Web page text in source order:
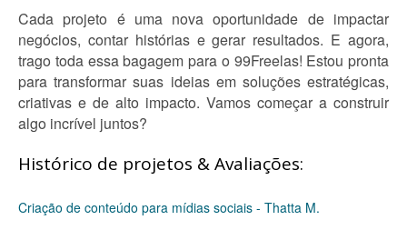
Cada projeto é uma nova oportunidade de impactar
negócios, contar histórias e gerar resultados. E agora,
trago toda essa bagagem para o 99Freelas! Estou pronta
para transformar suas ideias em soluções estratégicas,
criativas e de alto impacto. Vamos começar a construir
algo incrível juntos?
Histórico de projetos & Avaliações:
Criação de conteúdo para mídias sociais - Thatta M.